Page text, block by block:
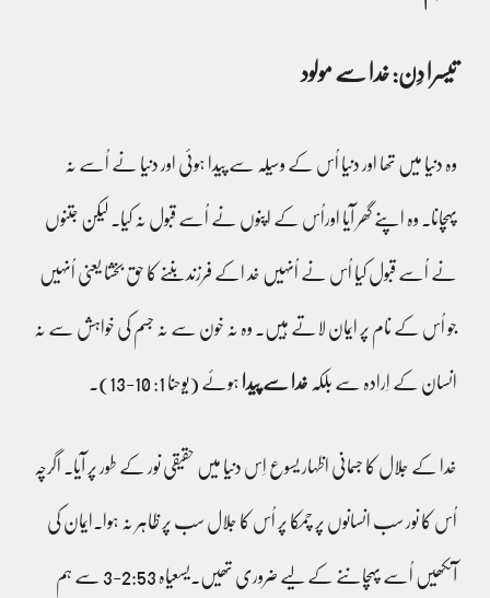
تیسرا دِن: خدا سے مولود
وہ دنیا میں تھا اور دنیا اُس کے وسیلہ سے پیدا ہوئی اور دنیا نے اُسے نہ
پہچانا۔ وہ اپنے گھر آیا اوراُس کے اپنوں نے اُسے قبول نہ کیا۔ لیکن جتنوں
نے اُسے قبول کیا اُس نے اُنہیں خد اکے فرزند بننے کا حق بخشا یعنی اُنہیں
جو اُس کے نام پر ایمان لاتے ہیں۔ وہ نہ خون سے نہ جسم کی خواہش سے نہ
انسان کے اِرادہ سے بلکہ خدا سے پیدا ہوئے (یوحنا 1: 10-13)۔
خدا کے جلال کا جسمانی اظہار یسوع اِس دنیا میں حقیقی نور کے طور پر آیا۔ اگرچہ
اُس کا نور سب انسانوں پر چمکا پر اُس کا جلال سب پر ظاہر نہ ہوا۔ایمان کی
آنکھیں اُسے پہچاننے کے لیے ضروری تھیں۔یسعیاہ 2:53-3 سے ہم